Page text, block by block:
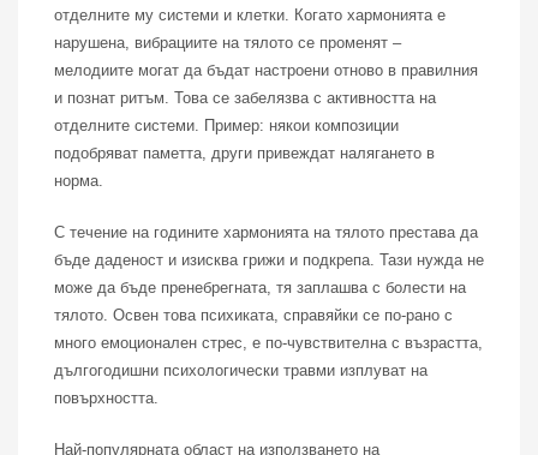
отделните му системи и клетки. Когато хармонията е
нарушена, вибрациите на тялото се променят –
мелодиите могат да бъдат настроени отново в правилния
и познат ритъм. Това се забелязва с активността на
отделните системи. Пример: някои композиции
подобряват паметта, други привеждат налягането в
норма.
С течение на годините хармонията на тялото престава да
бъде даденост и изисква грижи и подкрепа. Тази нужда не
може да бъде пренебрегната, тя заплашва с болести на
тялото. Освен това психиката, справяйки се по-рано с
много емоционален стрес, е по-чувствителна с възрастта,
дългогодишни психологически травми изплуват на
повърхността.
Най-популярната област на използването на